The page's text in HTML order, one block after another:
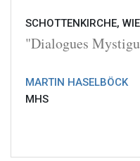
SCHOTTENKIRCHE,
"Dialogues
MARTIN HASELBÖCK
MHS